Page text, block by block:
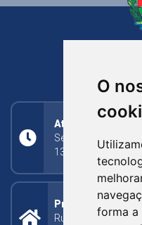
O
forma a
Atendimento
Segunda a Sexta:
13h30min às 17h
Prefeitura
Rua Silva Jardim,